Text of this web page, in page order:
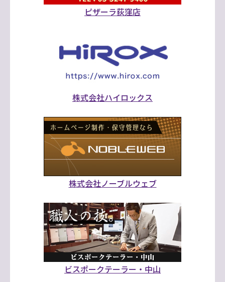
ピザーラ荻窪店
株式会社ハイロックス
株式会社ノーブルウェブ
ビスポークテーラー・中山